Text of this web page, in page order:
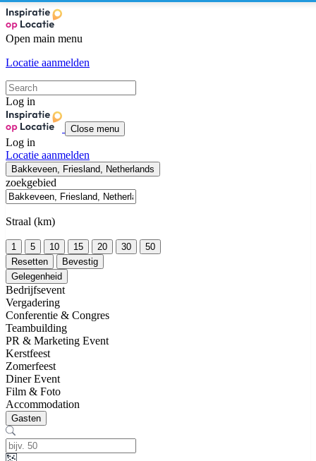
Open main menu
Locatie aanmelden
Log in
Close menu
Log in
Locatie aanmelden
Bakkeveen, Friesland, Netherlands
zoekgebied
Straal (km)
1 5 10 15 20 30
50
Resetten
Bevestig
Gelegenheid
Bedrijfsevent
Vergadering
Conferentie & Congres
Teambuilding
PR & Marketing Event
Kerstfeest
Zomerfeest
Diner Event
Film & Foto
Accommodation
Gasten